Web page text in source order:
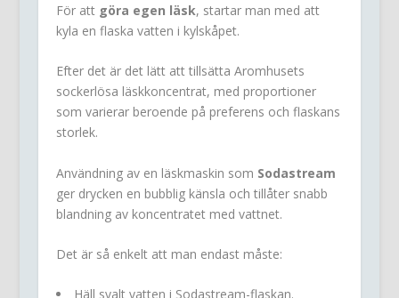
För att göra egen läsk, startar man med att
kyla en flaska vatten i kylskåpet.
Efter det är det lätt att tillsätta Aromhusets
sockerlösa läskkoncentrat, med proportioner
som varierar beroende på preferens och flaskans
storlek.
Användning av en läskmaskin som Sodastream
ger drycken en bubblig känsla och tillåter snabb
blandning av koncentratet med vattnet.
Det är så enkelt att man endast måste:
Häll svalt vatten i Sodastream-flaskan.